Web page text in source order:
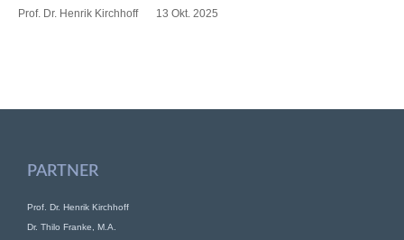
Prof. Dr. Henrik Kirchhoff 13 Okt. 2025
PARTNER
Prof. Dr. Henrik Kirchhoff
Dr. Thilo Franke, M.A.